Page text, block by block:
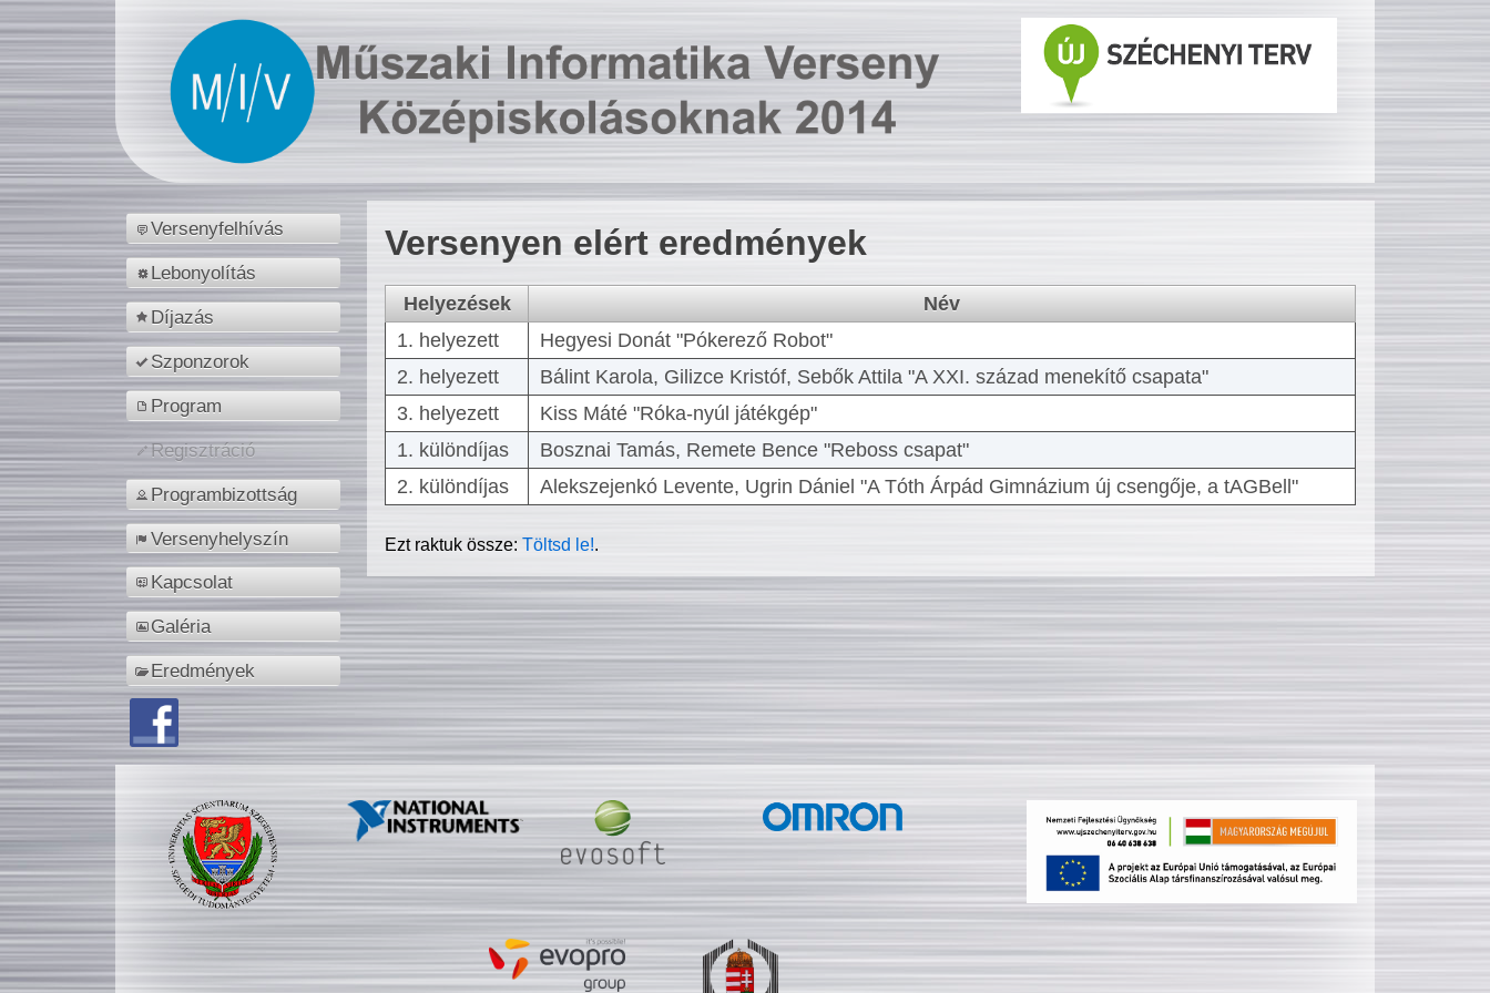
Versenyfelhívás
Lebonyolítás
Díjazás
Szponzorok
Program
Regisztráció
Programbizottság
Versenyhelyszín
Kapcsolat
Galéria
Eredmények
Versenyen elért eredmények
Helyezések
Név
1. helyezett
Hegyesi Donát "Pókerező Robot"
2. helyezett
Bálint Karola, Gilizce Kristóf, Sebők Attila "A XXI. század menekítő csapata"
3. helyezett
Kiss Máté "Róka-nyúl játékgép"
1. különdíjas
Bosznai Tamás, Remete Bence "Reboss csapat"
2. különdíjas
Alekszejenkó Levente, Ugrin Dániel "A Tóth Árpád Gimnázium új csengője, a tAGBell"
Ezt raktuk össze:Töltsd le!.